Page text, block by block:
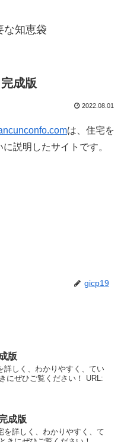
な知恵袋
成版
2022.08.01
は、住宅を
説明したサイトです。
gicp19
版
詳しく、わかりやすく、てい
にぜひご覧ください！ URL:
成版
を詳しく、わかりやすく、て